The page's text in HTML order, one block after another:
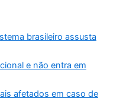
brasileiro assusta
e não entra em
afetados em caso de